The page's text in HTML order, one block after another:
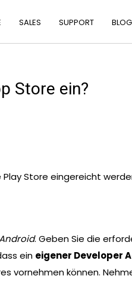
SALES SUPPORT BLOG
Store ein?
Store eingereicht
Android. Geben Sie die
ein eigener Developer
vornehmen können.